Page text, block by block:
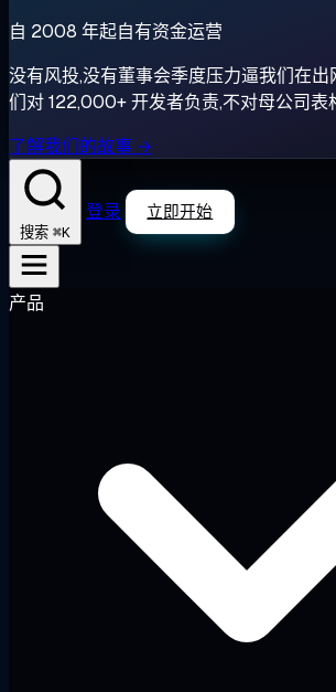
自 2008 年起自有资金运营
没有风投,没有董事会季度压力逼我们在
们对 122,000+ 开发者负责,不对母公司表
了解我们的故事 →
搜索 ⌘K
登录 立即开始
产品